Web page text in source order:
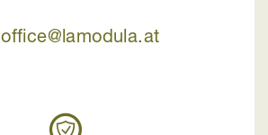
office@lamodula.at